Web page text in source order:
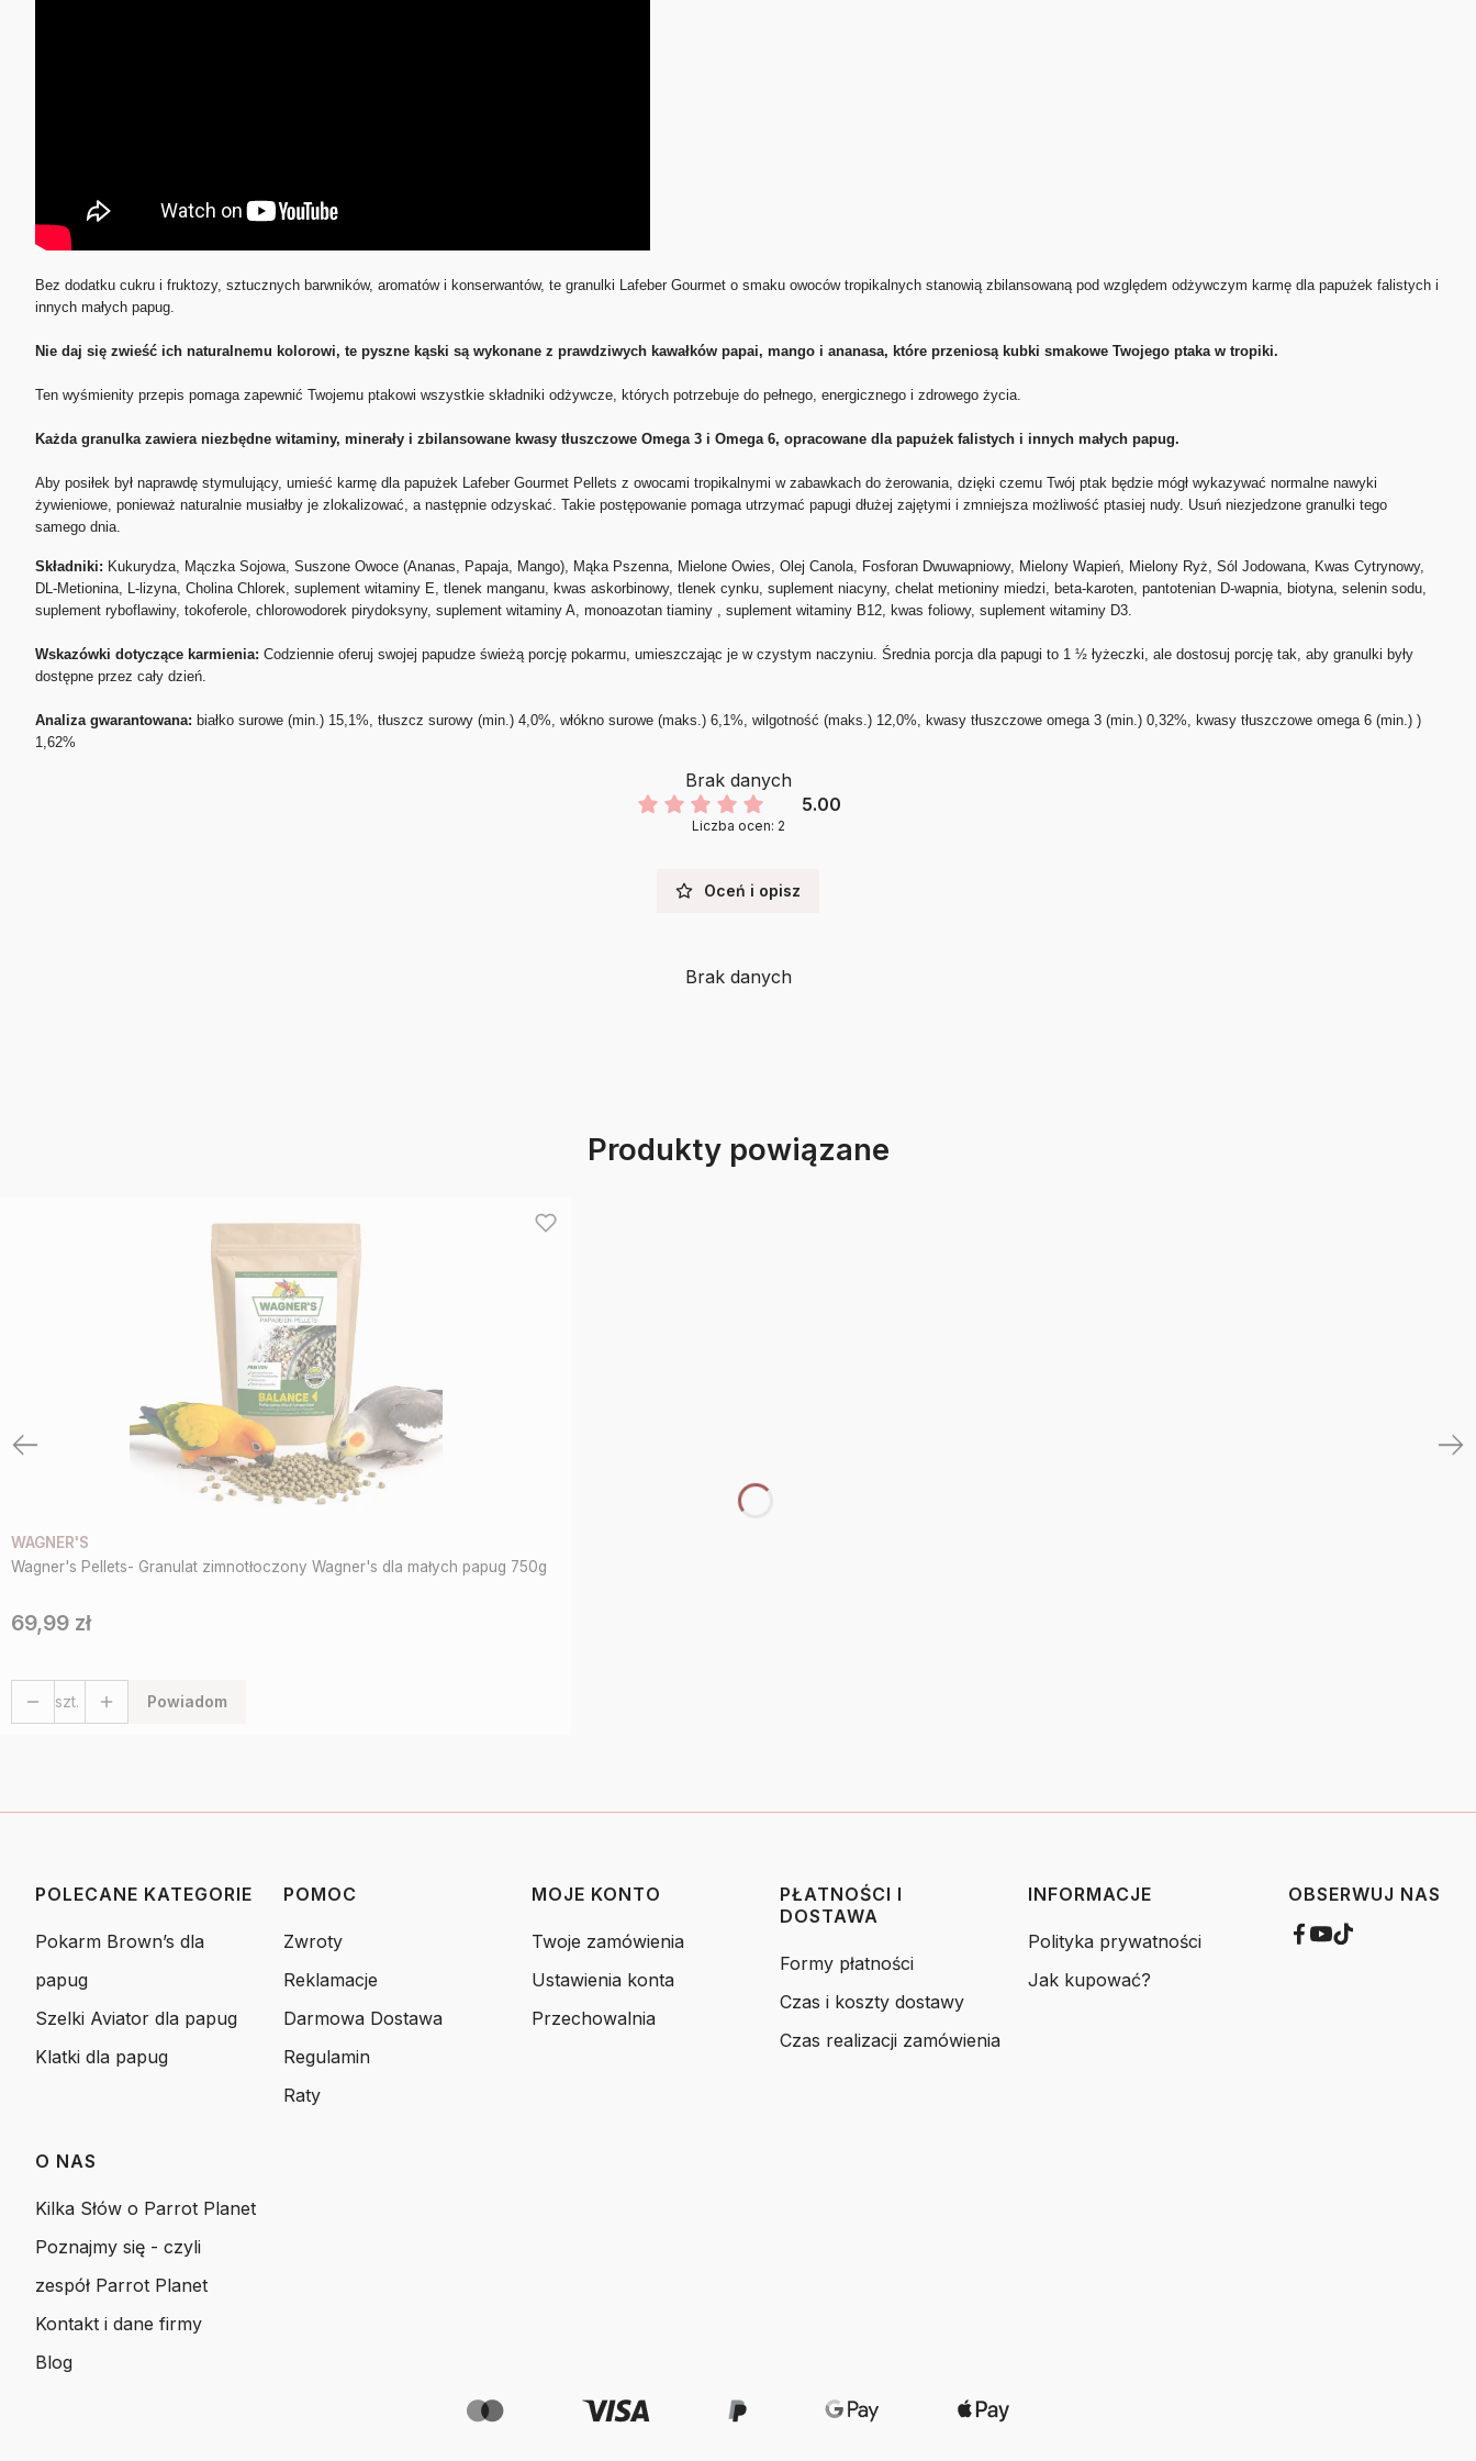
Bez dodatku cukru i fruktozy, sztucznych barwników, aromatów i konserwantów, te granulki Lafeber Gourmet o smaku owoców tropikalnych stanowią zbilansowaną pod względem odżywczym karmę dla papużek falistych i
innych małych papug.
Nie daj się zwieść ich naturalnemu kolorowi, te pyszne kąski są wykonane z prawdziwych kawałków papai, mango i ananasa, które przeniosą kubki smakowe Twojego ptaka w tropiki.
Ten wyśmienity przepis pomaga zapewnić Twojemu ptakowi wszystkie składniki odżywcze, których potrzebuje do pełnego, energicznego i zdrowego życia.
Każda granulka zawiera niezbędne witaminy, minerały i zbilansowane kwasy tłuszczowe Omega 3 i Omega 6, opracowane dla papużek falistych i innych małych papug.
Aby posiłek był naprawdę stymulujący, umieść karmę dla papużek Lafeber Gourmet Pellets z owocami tropikalnymi w zabawkach do żerowania, dzięki czemu Twój ptak będzie mógł wykazywać normalne nawyki
żywieniowe, ponieważ naturalnie musiałby je zlokalizować, a następnie odzyskać. Takie postępowanie pomaga utrzymać papugi dłużej zajętymi i zmniejsza możliwość ptasiej nudy. Usuń niezjedzone granulki tego
samego dnia.
Składniki: Kukurydza, Mączka Sojowa, Suszone Owoce (Ananas, Papaja, Mango), Mąka Pszenna, Mielone Owies, Olej Canola, Fosforan Dwuwapniowy, Mielony Wapień, Mielony Ryż, Sól Jodowana, Kwas Cytrynowy,
DL-Metionina, L-lizyna, Cholina Chlorek, suplement witaminy E, tlenek manganu, kwas askorbinowy, tlenek cynku, suplement niacyny, chelat metioniny miedzi, beta-karoten, pantotenian D-wapnia, biotyna, selenin sodu,
suplement ryboflawiny, tokoferole, chlorowodorek pirydoksyny, suplement witaminy A, monoazotan tiaminy , suplement witaminy B12, kwas foliowy, suplement witaminy D3.
Wskazówki dotyczące karmienia: Codziennie oferuj swojej papudze świeżą porcję pokarmu, umieszczając je w czystym naczyniu. Średnia porcja dla papugi to 1 ½ łyżeczki, ale dostosuj porcję tak, aby granulki były
dostępne przez cały dzień.
Analiza gwarantowana: białko surowe (min.) 15,1%, tłuszcz surowy (min.) 4,0%, włókno surowe (maks.) 6,1%, wilgotność (maks.) 12,0%, kwasy tłuszczowe omega 3 (min.) 0,32%, kwasy tłuszczowe omega 6 (min.) )
1,62%
Brak danych
5.00
Liczba ocen: 2
Oceń i opisz
Brak danych
Produkty powiązane
WAGNER'S
Wagner's Pellets- Granulat zimnotłoczony Wagner's dla małych papug 750g
Cena
69,99 zł
szt. Powiadom
Linki w stopce
POLECANE KATEGORIE
Pokarm Brown’s dla
papug
Szelki Aviator dla papug
Klatki dla papug
POMOC
Zwroty
Reklamacje
Darmowa Dostawa
Regulamin
Raty
MOJE KONTO
Twoje zamówienia
Ustawienia konta
Przechowalnia
PŁATNOŚCI I
DOSTAWA
Formy płatności
Czas i koszty dostawy
Czas realizacji zamówienia
INFORMACJE
Polityka prywatności
Jak kupować?
O NAS
Kilka Słów o Parrot Planet
Poznajmy się - czyli
zespół Parrot Planet
Kontakt i dane firmy
Blog
OBSERWUJ NAS